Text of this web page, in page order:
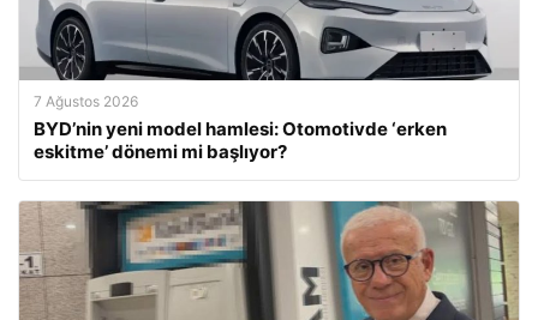
7 Ağustos 2026
BYD’nin yeni model hamlesi: Otomotivde ‘erken
eskitme’ dönemi mi başlıyor?